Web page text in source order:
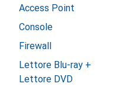
Access Point
Console
Firewall
Lettore Blu-ray +
Lettore DVD